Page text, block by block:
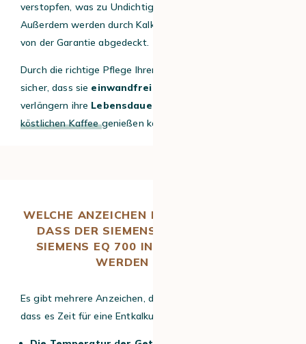
verstopfen, was zu Undichtigkeiten führen kann.
Außerdem werden durch Kalk verursachte Schäden nicht
von der Garantie abgedeckt.
Durch die richtige Pflege Ihrer Maschine stellen Sie also
sicher, dass sie einwandfrei funktioniert
verlängern ihre Lebensdauer
köstlichen Kaffeegenießen können.
WELCHE ANZEICHEN DEUTEN DARAUF HIN,
DASS DER SIEMENS EQ 700 UND DERE
SIEMENS EQ 700 INTEGRAL ENTKALKT
WERDEN MÜSSEN?
Es gibt mehrere Anzeichen, die darauf hinweisen können,
dass es Zeit für eine Entkalkung des Siemens EQ 700 ist.